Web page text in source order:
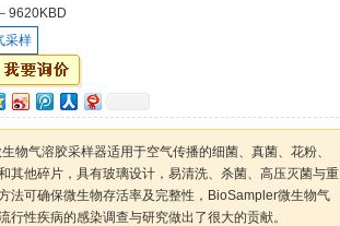
9620KBD
采样
物气溶胶采样器适用于空气传播的细菌、真菌、花粉、
其他碎片，具有玻璃设计，易清洗、杀菌、高压灭菌与重
法可确保微生物存活率及完整性，BioSampler微生物气
行性疾病的感染调查与研究做出了很大的贡献。